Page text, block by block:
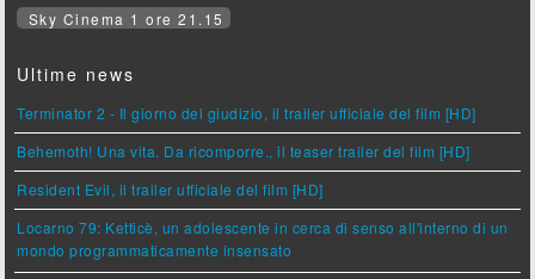
Sky Cinema 1 ore 21.15
Ultime news
Terminator 2 - Il giorno del giudizio, il trailer ufficiale del film [HD]
Behemoth! Una vita. Da ricomporre., il teaser trailer del film [HD]
Resident Evil, il trailer ufficiale del film [HD]
Locarno 79: Ketticè, un adolescente in cerca di senso all'interno di un
mondo programmaticamente insensato